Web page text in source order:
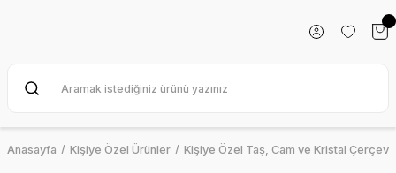
Anasayfa Kişiye Özel Ürünler Kişiye Özel Taş, Cam ve Kristal Çerçeve